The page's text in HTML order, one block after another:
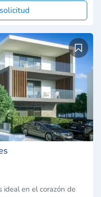
ideal en el corazón de